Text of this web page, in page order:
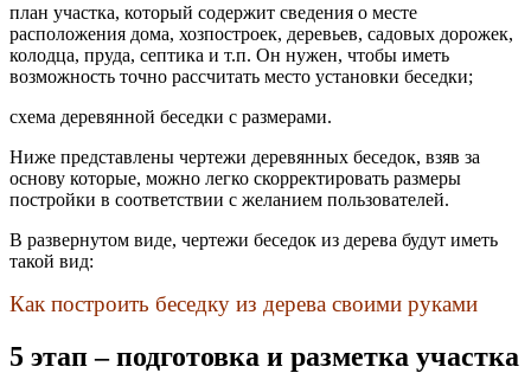
план участка, который содержит сведения о месте
расположения дома, хозпостроек, деревьев, садовых дорожек,
колодца, пруда, септика и т.п. Он нужен, чтобы иметь
возможность точно рассчитать место установки беседки;
схема деревянной беседки с размерами.
Ниже представлены чертежи деревянных беседок, взяв за
основу которые, можно легко скорректировать размеры
постройки в соответствии с желанием пользователей.
В развернутом виде, чертежи беседок из дерева будут иметь
такой вид:
Как построить беседку из дерева своими руками
5 этап – подготовка и разметка участка